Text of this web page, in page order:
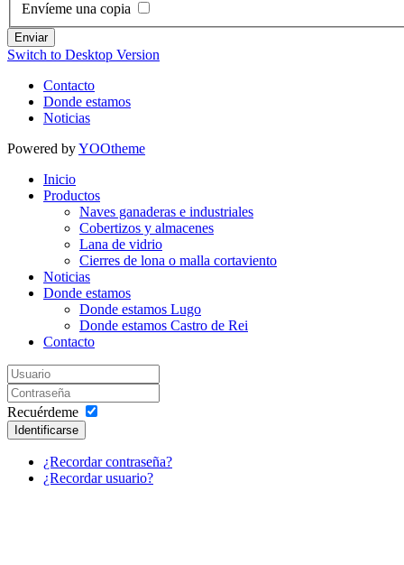
Envíeme una copia
Enviar
Switch to Desktop Version
Contacto
Donde estamos
Noticias
Powered byYOOtheme
Inicio
Productos
Naves ganaderas e industriales
Cobertizos y almacenes
Lana de vidrio
Cierres de lona o malla cortaviento
Noticias
Donde estamos
Donde estamos Lugo
Donde estamos Castro de Rei
Contacto
Recuérdeme
Identificarse
¿Recordar contraseña?
¿Recordar usuario?